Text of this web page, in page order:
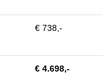
€ 738,-
€ 4.698,-